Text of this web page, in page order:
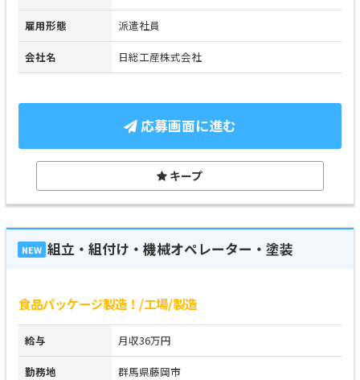
雇用形態 派遣社員
会社名 日総工産株式会社
応募画面に進む
キープ
NEW 組立・組付け・機械オペレーター・塗装
食品パッケージ製造！/工場/製造
給与 月収36万円
勤務地 群馬県藤岡市